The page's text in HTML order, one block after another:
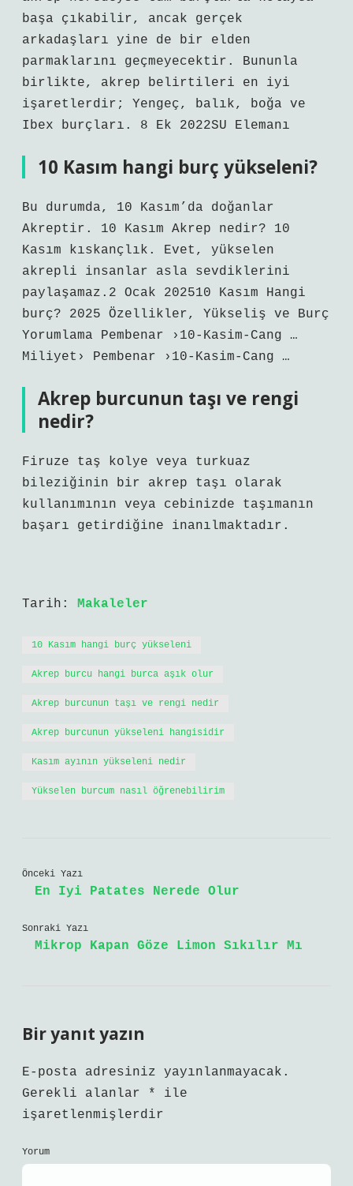
başa çıkabilir, ancak gerçek
arkadaşları yine de bir elden
parmaklarını geçmeyecektir. Bununla
birlikte, akrep belirtileri en iyi
işaretlerdir; Yengeç, balık, boğa ve
Ibex burçları. 8 Ek 2022SU Elemanı
10 Kasım hangi burç yükseleni?
Bu durumda, 10 Kasım’da doğanlar
Akreptir. 10 Kasım Akrep nedir? 10
Kasım kıskançlık. Evet, yükselen
akrepli insanlar asla sevdiklerini
paylaşamaz.2 Ocak 202510 Kasım Hangi
burç? 2025 Özellikler, Yükseliş ve Burç
Yorumlama Pembenar ›10-Kasim-Cang …
Miliyet› Pembenar ›10-Kasim-Cang …
Akrep burcunun taşı ve rengi
nedir?
Firuze taş kolye veya turkuaz
bileziğinin bir akrep taşı olarak
kullanımının veya cebinizde taşımanın
başarı getirdiğine inanılmaktadır.
Tarih: Makaleler
10 Kasım hangi burç yükseleni
Akrep burcu hangi burca aşık olur
Akrep burcunun taşı ve rengi nedir
Akrep burcunun yükseleni hangisidir
Kasım ayının yükseleni nedir
Yükselen burcum nasıl öğrenebilirim
Önceki Yazı
En Iyi Patates Nerede Olur
Sonraki Yazı
Mikrop Kapan Göze Limon Sıkılır Mı
Bir yanıt yazın
E-posta adresiniz yayınlanmayacak.
Gerekli alanlar
*
ile
işaretlenmişlerdir
Yorum